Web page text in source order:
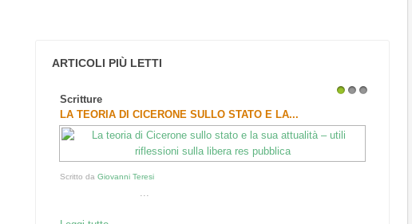
ARTICOLI PIÙ LETTI
Scritture
LA TEORIA DI CICERONE SULLO STATO E LA...
Scritto daGiovanni Teresi
...